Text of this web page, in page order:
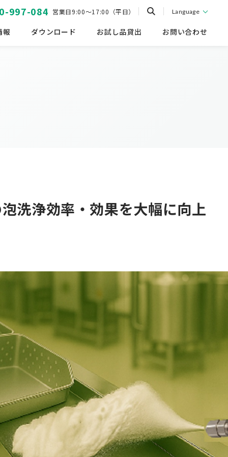
報 ダウンロード お試し品貸出 お問い合わせ
997-084 営業日9:00～17:00（平日） Language
洗浄効率・効果を大幅に向上